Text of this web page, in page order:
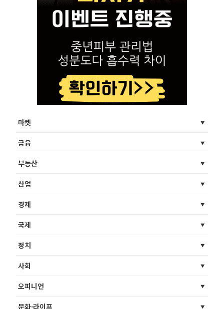
마켓
금융
부동산
산업
경제
국제
정치
사회
오피니언
문화·라이프